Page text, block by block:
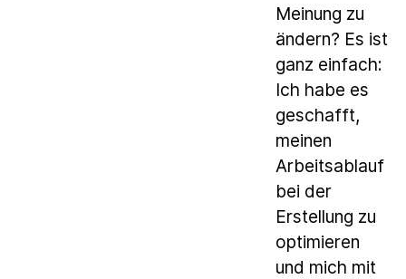
Meinung zu
ändern? Es ist
ganz einfach:
Ich habe es
geschafft,
meinen
Arbeitsablauf
bei der
Erstellung zu
optimieren
und mich mit